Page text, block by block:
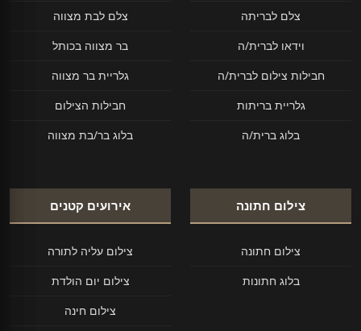
צלם לבריתה
וידאו לברית/ה
חבילות צילום לברית/ה
גלריית בריתות
בלוג ברית/ה
צלם לבת מצווה
בר מצווה בכותל
גלריית בר מצווה
חבילות הצילום
בלוג בר/בת מצווה
צילום חתונה
צילום חתונה
בלוג חתונות
אירועים קטנים
צילום עליה לתורה
צילום יום הולדת
צילום חינה